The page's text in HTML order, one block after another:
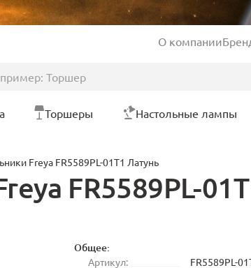
О компании
Торшеры Настольные лампы
Freya FR5589PL-01T1 Латунь
FR5589PL-
Общее:
Артикул:
FR5589PL-